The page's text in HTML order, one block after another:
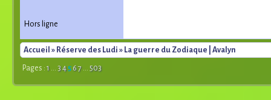
Hors ligne
Accueil » Réserve des Ludi » La guerre du Zodiaque | Avalyn
Pages : 1 ... 345 67 ... 503